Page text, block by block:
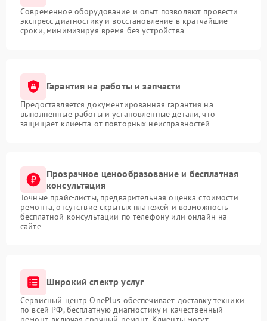
Современное оборудование и опыт позволяют провести
экспресс-диагностику и восстановление в кратчайшие
сроки, минимизируя время без устройства
Гарантия на работы и запчасти
Предоставляется документированная гарантия на
выполненные работы и установленные детали, что
защищает клиента от повторных неисправностей
Прозрачное ценообразование и бесплатная
консультация
Точные прайс-листы, предварительная оценка стоимости
ремонта, отсутствие скрытых платежей и возможность
бесплатной консультации по телефону или онлайн на
сайте
Широкий спектр услуг
Сервисный центр OnePlus обеспечивает доставку техники
по всей РФ, бесплатную диагностику и качественный